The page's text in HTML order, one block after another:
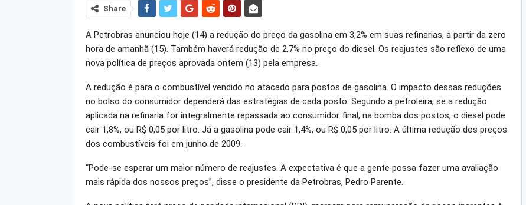
Share
A Petrobras anunciou hoje (14) a redução do preço da gasolina em 3,2% em suas refinarias, a partir da zero
hora de amanhã (15). Também haverá redução de 2,7% no preço do diesel. Os reajustes são reflexo de uma
nova política de preços aprovada ontem (13) pela empresa.
A redução é para o combustível vendido no atacado para postos de gasolina. O impacto dessas reduções
no bolso do consumidor dependerá das estratégias de cada posto. Segundo a petroleira, se a redução
aplicada na refinaria for integralmente repassada ao consumidor final, na bomba dos postos, o diesel pode
cair 1,8%, ou R$ 0,05 por litro. Já a gasolina pode cair 1,4%, ou R$ 0,05 por litro. A última redução dos preços
dos combustíveis foi em junho de 2009.
“Pode-se esperar um maior número de reajustes. A expectativa é que a gente possa fazer uma avaliação
mais rápida dos nossos preços”, disse o presidente da Petrobras, Pedro Parente.